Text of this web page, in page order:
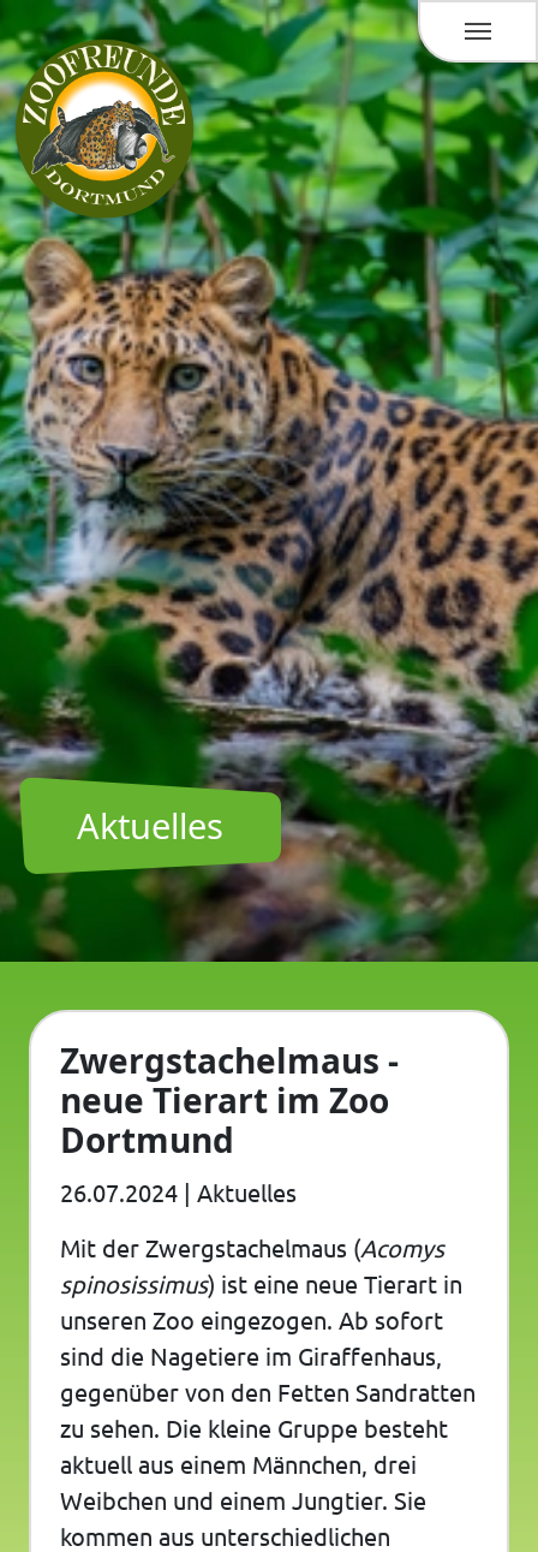
Aktuelles
Zwergstachelmaus -
neue Tierart im Zoo
Dortmund
26.07.2024 | Aktuelles
Mit der Zwergstachelmaus (Acomys
spinosissimus) ist eine neue Tierart in
unseren Zoo eingezogen. Ab sofort
sind die Nagetiere im Giraffenhaus,
gegenüber von den Fetten Sandratten
zu sehen. Die kleine Gruppe besteht
aktuell aus einem Männchen, drei
Weibchen und einem Jungtier. Sie
kommen aus unterschiedlichen